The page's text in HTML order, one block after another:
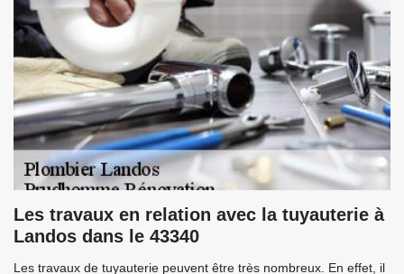
Les travaux en relation avec la tuyauterie à
Landos dans le 43340
Les travaux de tuyauterie peuvent être très nombreux. En effet, il